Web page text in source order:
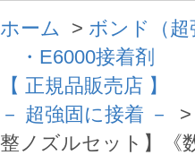
ホーム > ボンド（超
・E6000接着剤
【 正規品販売店 】
－ 超強固に接着 －
整ノズルセット】《